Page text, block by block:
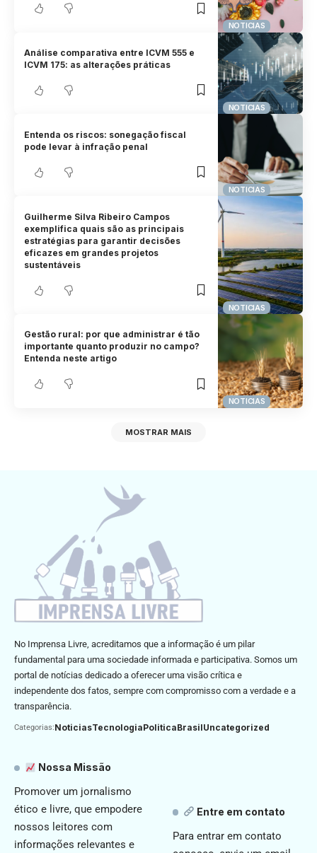
NOTICIAS
NOTICIAS
Análise comparativa entre ICVM 555 e
ICVM 175: as alterações práticas
NOTICIAS
Entenda os riscos: sonegação fiscal
pode levar à infração penal
NOTICIAS
Guilherme Silva Ribeiro Campos
exemplifica quais são as principais
estratégias para garantir decisões
eficazes em grandes projetos
sustentáveis
NOTICIAS
Gestão rural: por que administrar é tão
importante quanto produzir no campo?
Entenda neste artigo
MOSTRAR MAIS
No Imprensa Livre, acreditamos que a informação é um pilar
fundamental para uma sociedade informada e participativa. Somos um
portal de notícias dedicado a oferecer uma visão crítica e
independente dos fatos, sempre com compromisso com a verdade e a
transparência.
Categorias:NoticiasTecnologiaPoliticaBrasilUncategorized
Nossa Missão
Promover um jornalismo
ético e livre, que empodere
nossos leitores com
informações relevantes e
Entre em contato
Para entrar em contato